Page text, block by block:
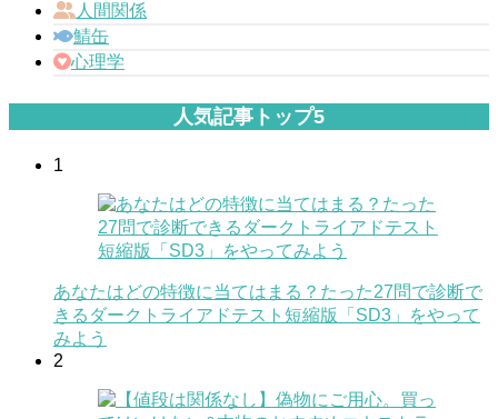
人間関係
鯖缶
心理学
人気記事トップ5
1
あなたはどの特徴に当てはまる？たった27問で診断で
きるダークトライアドテスト短縮版「SD3」をやって
みよう
2